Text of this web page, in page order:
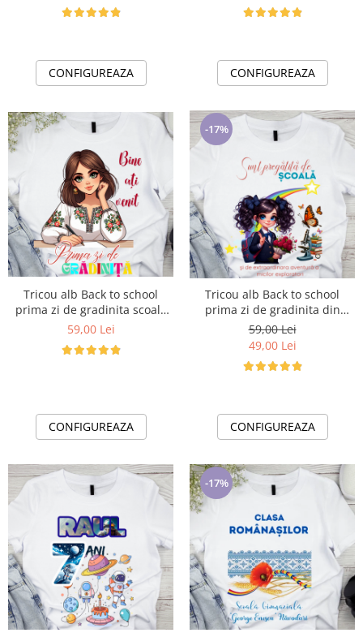
CONFIGUREAZA CONFIGUREAZA
Tricou alb Back to school
prima zi de gradinita scoala
din bumbac ABS11231
59,00 Lei
CONFIGUREAZA
-17%
Tricou alb Back to school
prima zi de gradinita din
bumbac ABS1131
59,00 Lei
49,00 Lei
CONFIGUREAZA
-17%